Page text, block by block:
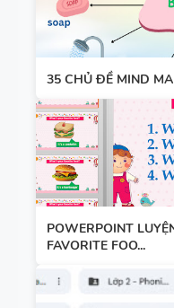
35 CHỦ ĐỀ MIND
POWERPOINT
FAVORITE FOO...